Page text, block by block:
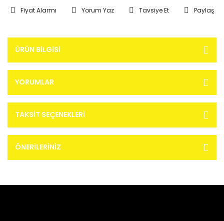
Fiyat Alarmı Yorum Yaz Tavsiye Et Paylaş
ÜRÜN BILGISI
YORUMLAR
TAKSIT SEÇENEKLERI
ÖNERILERINIZ